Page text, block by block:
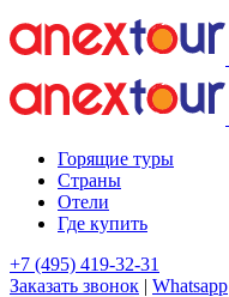
Горящие туры
Страны
Отели
Где купить
+7 (495) 419-32-31
Заказать звонок | Whatsapp